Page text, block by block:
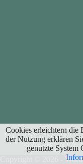
Copyright © 2026 -
Cookies erleichtern die
der Nutzung erklären
genutzte System